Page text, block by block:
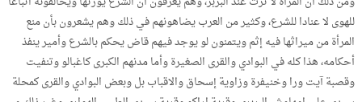
للهوى لا عنادا للشرع، وكثير من العرب يضاهونهم في ذلك وهم يشعرون بأن منع
المرأة من ميراثها فيه إثم ويتمنون لو يوجد فيهم قاض يحكم بالشرع وأمير ينفذ
أحكامه، هذا كله في البوادي والقرى الصغيرة وأما مدنهم الكبرى كاغبالو وتنفيت
وقصبة آيت ورا وخنيفرة وزاوية إسحاق والاقباب بل وبعض البوادي والقرى كمحلة